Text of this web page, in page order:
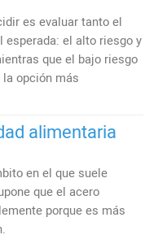
es evaluar tanto el
el alto riesgo y
que el bajo riesgo
opción más
alimentaria
en el que suele
que el acero
porque es más